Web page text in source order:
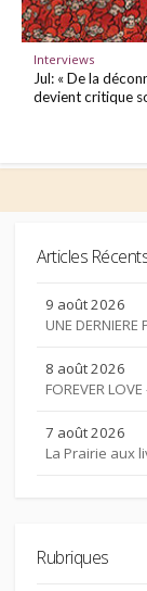
Interviews
Jul: « De la
devient critique
Articles
9 août 2026
UNE DERNIERE
8 août 2026
FOREVER
7 août 2026
La Prairie aux
Rubriques